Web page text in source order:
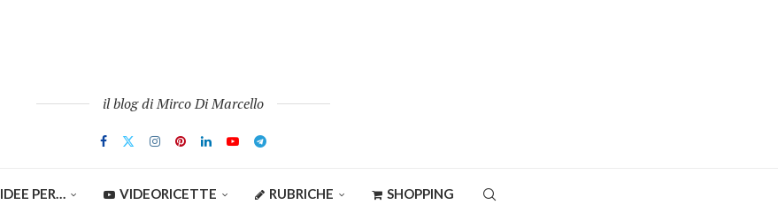
il blog di Mirco Di Marcello
IDEE PER… VIDEORICETTE RUBRICHE SHOPPING